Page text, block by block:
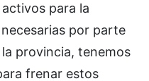
activos para la
por parte
provincia, tenemos
frenar estos